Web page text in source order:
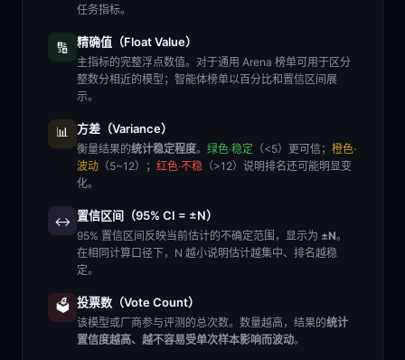
任务指标。
🔢 精确值（Float Value）
主指标的完整浮点数值。对于通用 Arena 榜单可用于区分
整数分相近的模型；智能体榜单以百分比和置信区间展
示。
📊 方差（Variance）
衡量结果的统计稳定程度。 绿色·稳定 （<5）更可信； 橙色·
波动 （5~12）； 红色·不稳 （>12）说明排名还可能明显变
化。
↔️ 置信区间（95% CI = ±N）
95% 置信区间反映当前估计的不确定范围，显示为 ±N。
在相同计算口径下，N 越小说明估计越集中、排名越稳
定。
🗳️ 投票数（Vote Count）
该模型或厂商参与评测的总次数。数量越高，结果的统计
置信度越高、越不容易受单次样本影响而波动。